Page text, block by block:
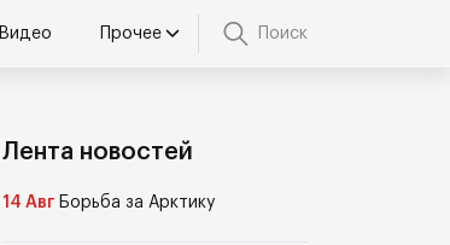
Видео Прочее Поиск
Лента новостей
14 Авг Борьба за Арктику